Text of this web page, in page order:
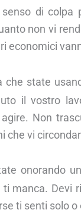
di
non vi
economici
che state
il vostro
Non
che vi
onorando
manca. Devi
ti senti solo